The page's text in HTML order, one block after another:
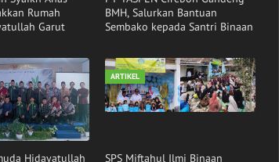
Rumah
Garut
BMH, Salurkan Bantuan
Sembako kepada Santri Binaan
Hidayatullah
ARTIKEL
SPS Miftahul Ilmi Binaan